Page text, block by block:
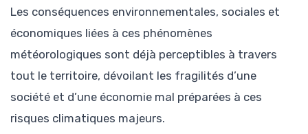
Les conséquences environnementales, sociales et
économiques liées à ces phénomènes
météorologiques sont déjà perceptibles à travers
tout le territoire, dévoilant les fragilités d’une
société et d’une économie mal préparées à ces
risques climatiques majeurs.